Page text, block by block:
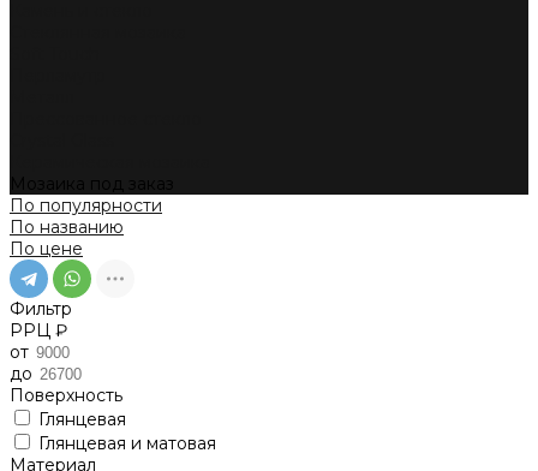
По популярности
По названию
По цене
Фильтр
РРЦ ₽
от
до
Поверхность
Глянцевая
Глянцевая и матовая
Материал